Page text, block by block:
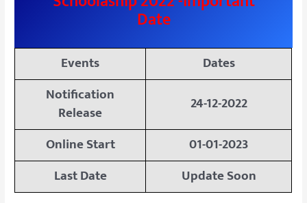
Date
Events
Dates
Notification
Release
24-12-2022
Online Start
01-01-2023
Last Date
Update Soon